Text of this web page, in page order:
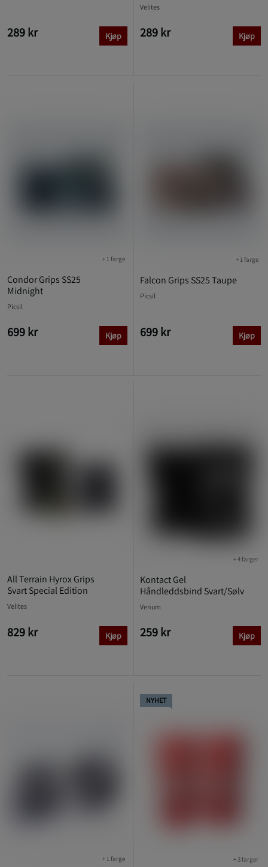
289 kr Kjøp
Velites
289 kr Kjøp
Condor Grips SS25
Midnight
+ 1 farge
Picsil
699 kr Kjøp
Falcon Grips SS25 Taupe
+ 1 farge
Picsil
699 kr Kjøp
All Terrain Hyrox Grips
Svart Special Edition
Velites
829 kr Kjøp
Kontact Gel
Håndleddsbind Svart/Sølv
+ 4 farger
Venum
259 kr Kjøp
+ 1 farge
NYHET
+ 3 farger